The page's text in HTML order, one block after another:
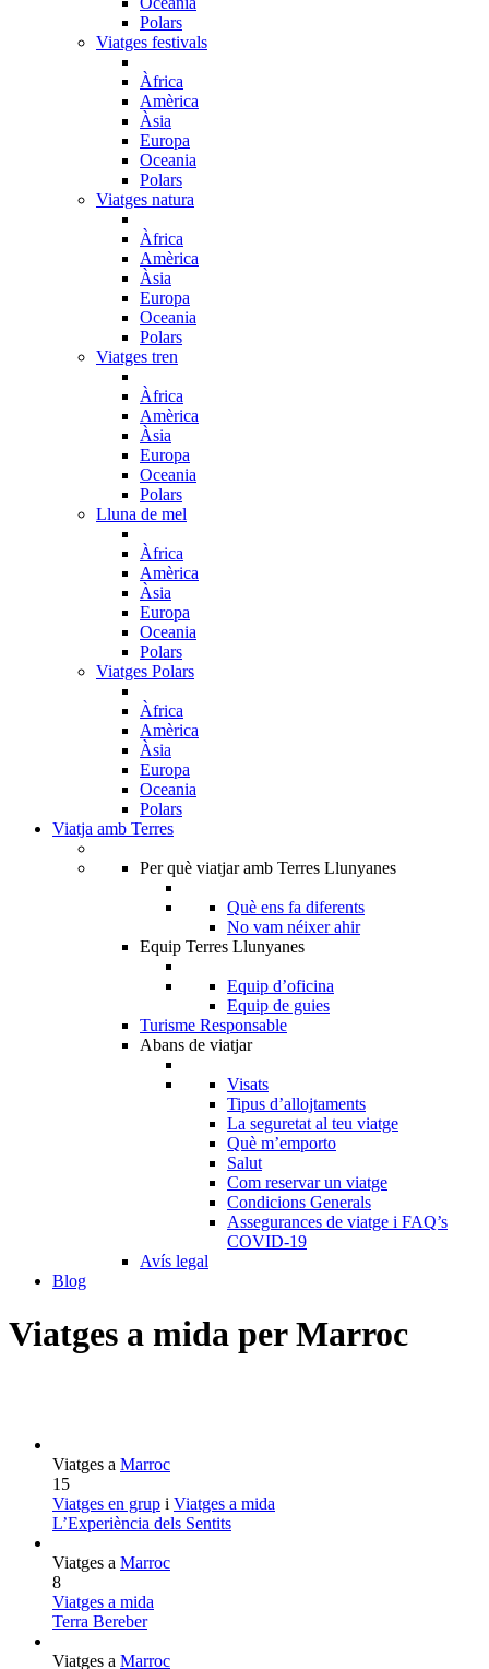
Polars
Viatges festivals
Àfrica
Amèrica
Àsia
Europa
Oceania
Polars
Viatges natura
Àfrica
Amèrica
Àsia
Europa
Oceania
Polars
Viatges tren
Àfrica
Amèrica
Àsia
Europa
Oceania
Polars
Lluna de mel
Àfrica
Amèrica
Àsia
Europa
Oceania
Polars
Viatges Polars
Àfrica
Amèrica
Àsia
Europa
Oceania
Polars
Viatja amb Terres
Per què viatjar amb Terres Llunyanes
Què ens fa diferents
No vam néixer ahir
Equip Terres Llunyanes
Equip d’oficina
Equip de guies
Turisme Responsable
Abans de viatjar
Visats
Tipus d’allojtaments
La seguretat al teu viatge
Què m’emporto
Salut
Com reservar un viatge
Condicions Generals
Assegurances de viatge i FAQ’s
COVID-19
Avís legal
Blog
Viatges a mida per Marroc
Viatges a Marroc
15
Viatges en grup i Viatges a mida
L’Experiència dels Sentits
Viatges a Marroc
8
Viatges a mida
Terra Bereber
Viatges a Marroc